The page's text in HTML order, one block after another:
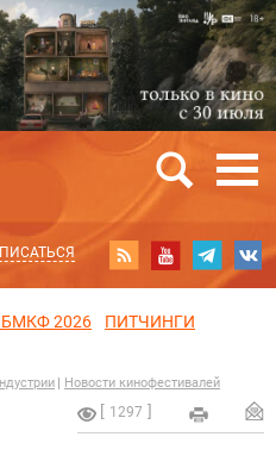
2026
ПИТЧИНГИ
Новости кинофестивалей
1297